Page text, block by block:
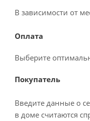
В зависимости от
Оплата
Выберите
Покупатель
Введите данные о
в доме считаются